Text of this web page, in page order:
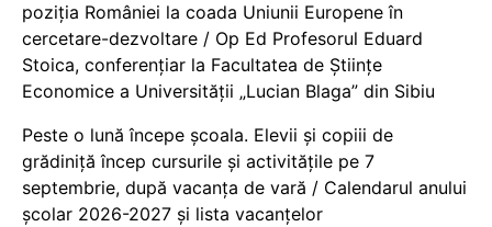
poziția României la coada Uniunii Europene în
cercetare-dezvoltare / Op Ed Profesorul Eduard
Stoica, conferențiar la Facultatea de Științe
Economice a Universității „Lucian Blaga” din Sibiu
Peste o lună începe școala. Elevii și copiii de
grădiniță încep cursurile și activitățile pe 7
septembrie, după vacanța de vară / Calendarul anului
școlar 2026-2027 și lista vacanțelor